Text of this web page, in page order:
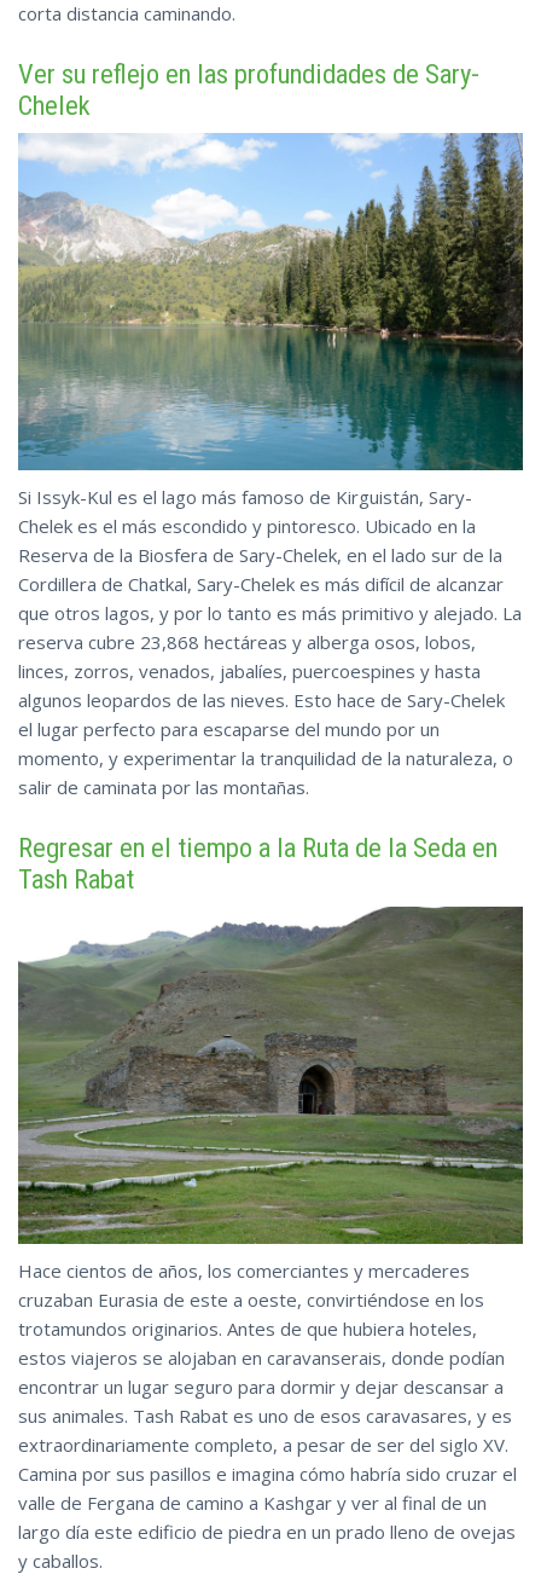
corta distancia caminando.
Ver su reflejo en las profundidades de Sary-
Chelek
Si Issyk-Kul es el lago más famoso de Kirguistán, Sary-
Chelek es el más escondido y pintoresco. Ubicado en la
Reserva de la Biosfera de Sary-Chelek, en el lado sur de la
Cordillera de Chatkal, Sary-Chelek es más difícil de alcanzar
que otros lagos, y por lo tanto es más primitivo y alejado. La
reserva cubre 23,868 hectáreas y alberga osos, lobos,
linces, zorros, venados, jabalíes, puercoespines y hasta
algunos leopardos de las nieves. Esto hace de Sary-Chelek
el lugar perfecto para escaparse del mundo por un
momento, y experimentar la tranquilidad de la naturaleza, o
salir de caminata por las montañas.
Regresar en el tiempo a la Ruta de la Seda en
Tash Rabat
Hace cientos de años, los comerciantes y mercaderes
cruzaban Eurasia de este a oeste, convirtiéndose en los
trotamundos originarios. Antes de que hubiera hoteles,
estos viajeros se alojaban en caravanserais, donde podían
encontrar un lugar seguro para dormir y dejar descansar a
sus animales. Tash Rabat es uno de esos caravasares, y es
extraordinariamente completo, a pesar de ser del siglo XV.
Camina por sus pasillos e imagina cómo habría sido cruzar el
valle de Fergana de camino a Kashgar y ver al final de un
largo día este edificio de piedra en un prado lleno de ovejas
y caballos.